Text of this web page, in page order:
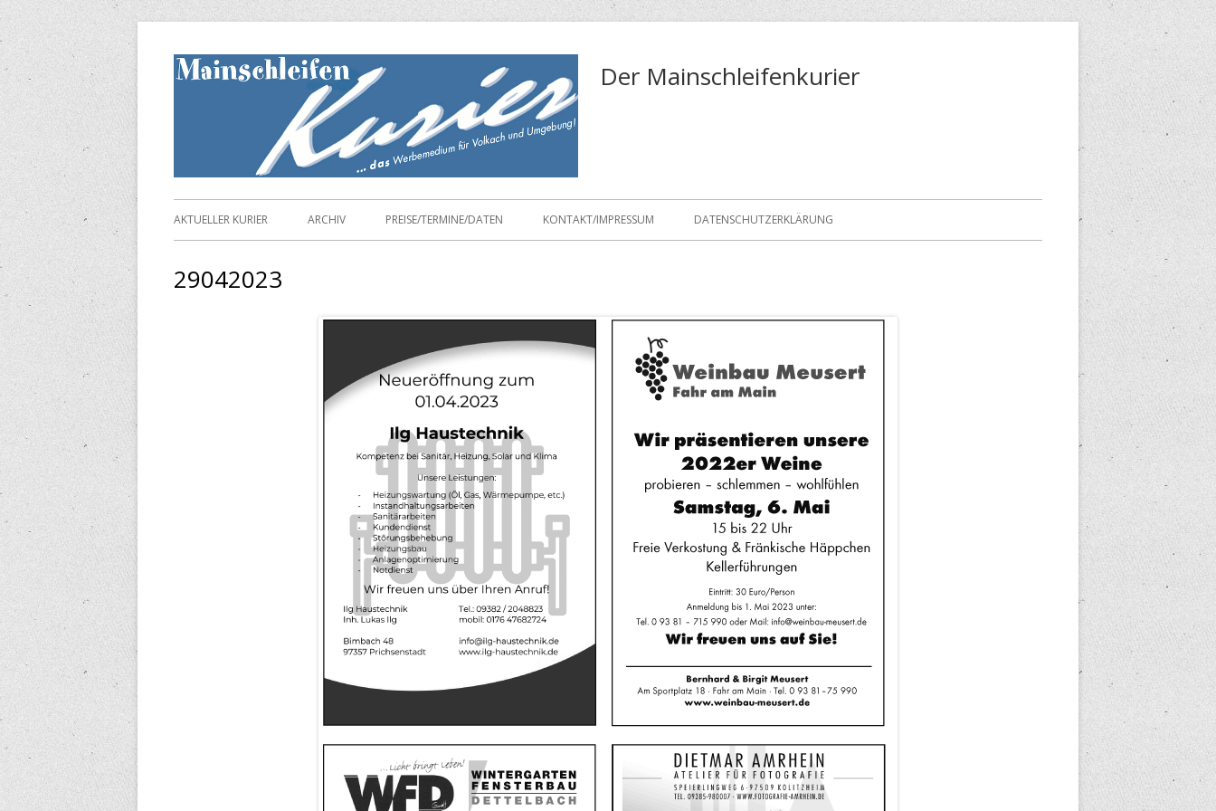
Springe
zum
Inhalt
Der Mainschleifenkurier
Primäres
AKTUELLER KURIER ARCHIV PREISE/TERMINE/DATEN KONTAKT/IMPRESSUM DATENSCHUTZERKLÄRUNG
29042023